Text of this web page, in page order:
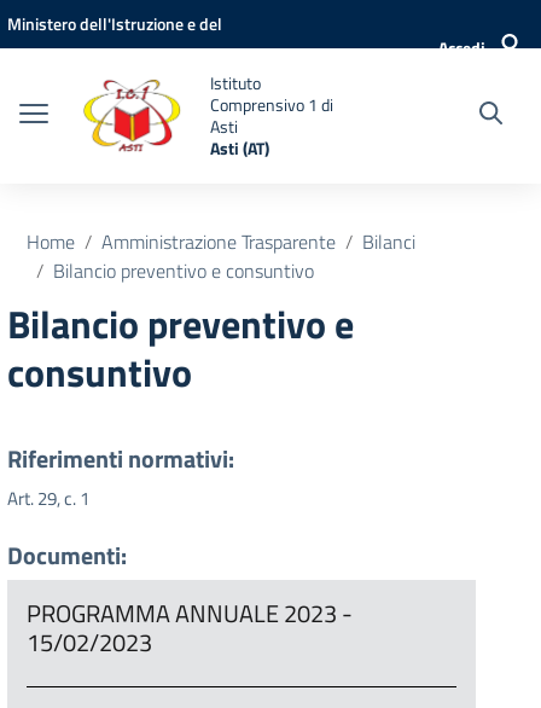
Vai ai contenuti
Vai al menu di navigazione
Vai al footer
Ministero dell'Istruzione e del
Accedi
Istituto
Comprensivo 1 di
Asti
Asti (AT)
Home Amministrazione Trasparente
Bilanci
Bilancio preventivo e consuntivo
Bilancio preventivo e
consuntivo
Riferimenti normativi:
Art. 29, c. 1
Documenti:
PROGRAMMA ANNUALE 2023 -
15/02/2023